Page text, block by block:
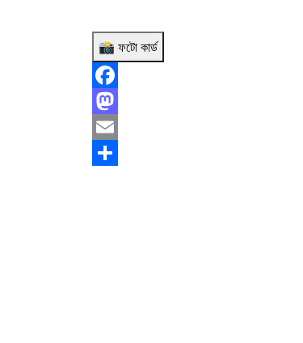
📸 ফটো কার্ড
Facebook
Mastodon
Email